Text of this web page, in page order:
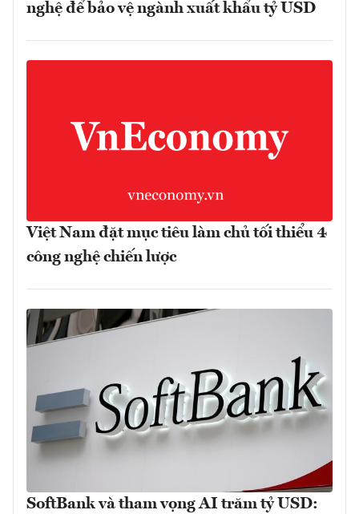
nghệ để bảo vệ ngành xuất khẩu tỷ USD
Việt Nam đặt mục tiêu làm chủ tối thiểu 4
công nghệ chiến lược
SoftBank và tham vọng AI trăm tỷ USD: